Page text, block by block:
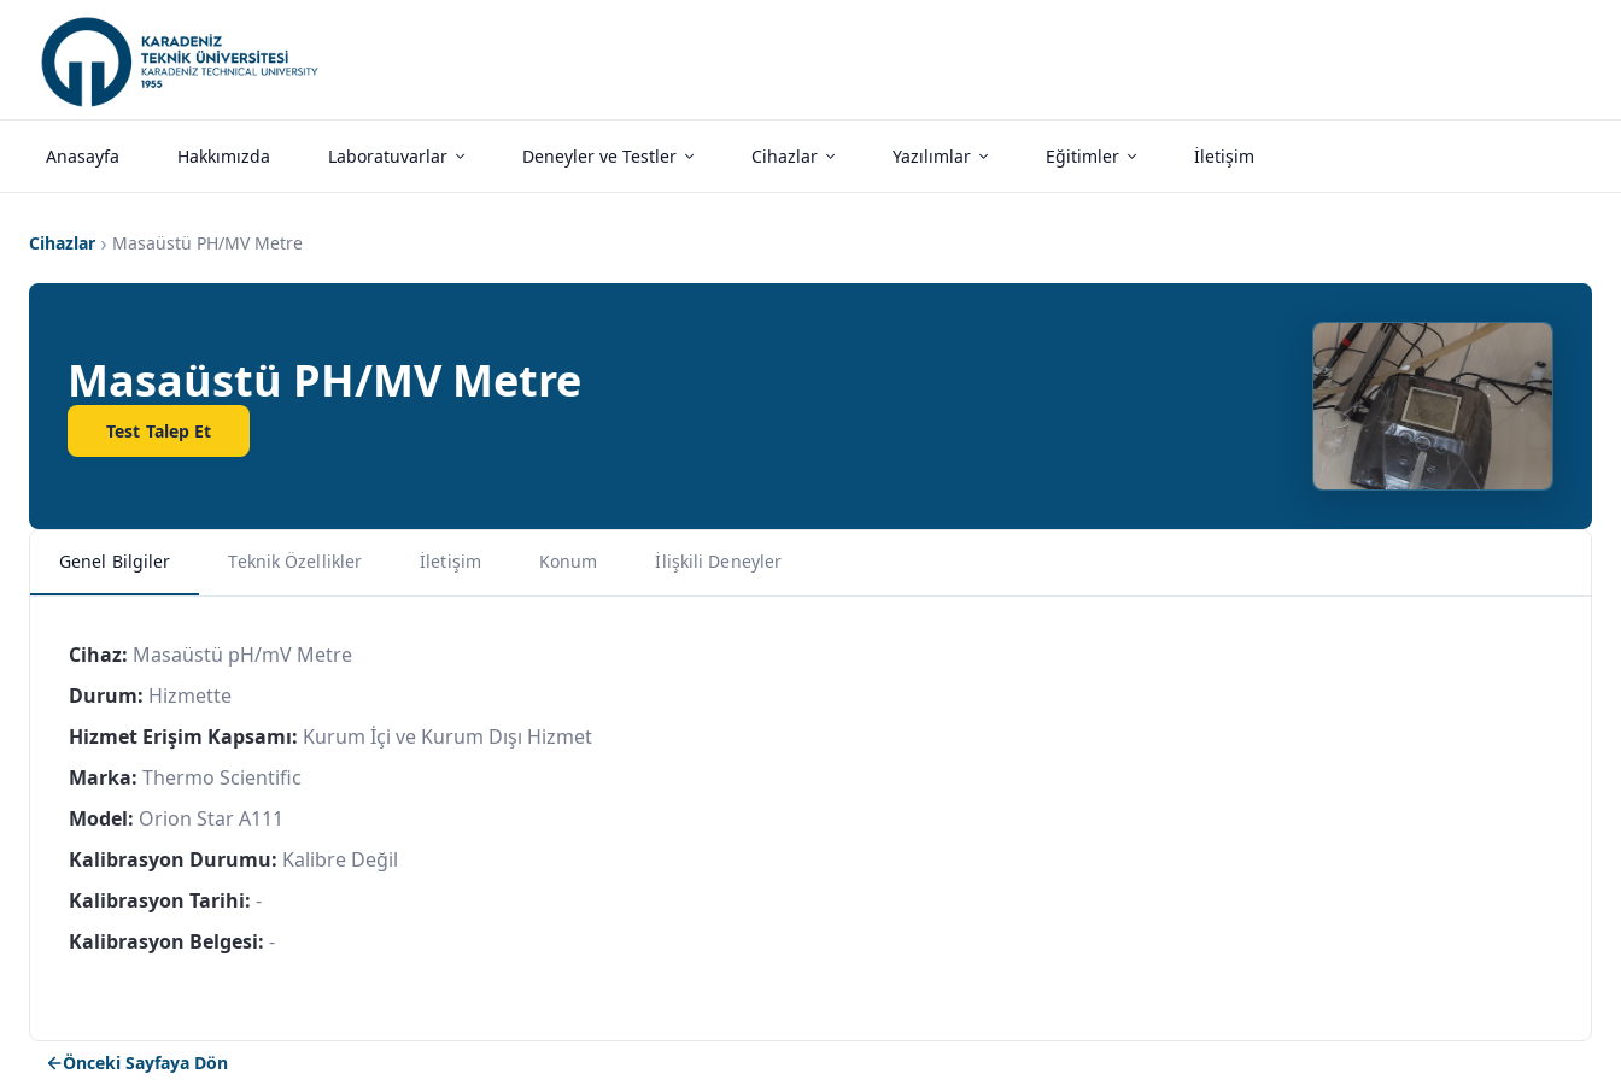
Anasayfa Hakkımızda Laboratuvarlar Deneyler ve Testler Cihazlar Yazılımlar Eğitimler İletişim
Cihazlar Masaüstü PH/mV Metre
Masaüstü PH/mV Metre
Test Talep Et
Genel Bilgiler Teknik Özellikler İletişim Konum İlişkili Deneyler
Cihaz: Masaüstü pH/mV Metre
Durum: Hizmette
Hizmet Erişim Kapsamı: Kurum İçi ve Kurum Dışı Hizmet
Marka: Thermo Scientific
Model: Orion Star A111
Kalibrasyon Durumu: Kalibre Değil
Kalibrasyon Tarihi: -
Kalibrasyon Belgesi: -
Önceki Sayfaya Dön